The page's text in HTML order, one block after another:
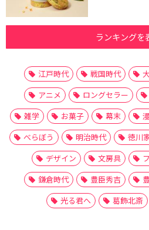
ランキングを
江戸時代 戦国時代
アニメ
ロングセラー
雑学
お菓子 幕末
べらぼう
明治時代 徳川
デザイン
文房具
鎌倉時代
豊臣秀吉
光る君へ
葛飾北斎